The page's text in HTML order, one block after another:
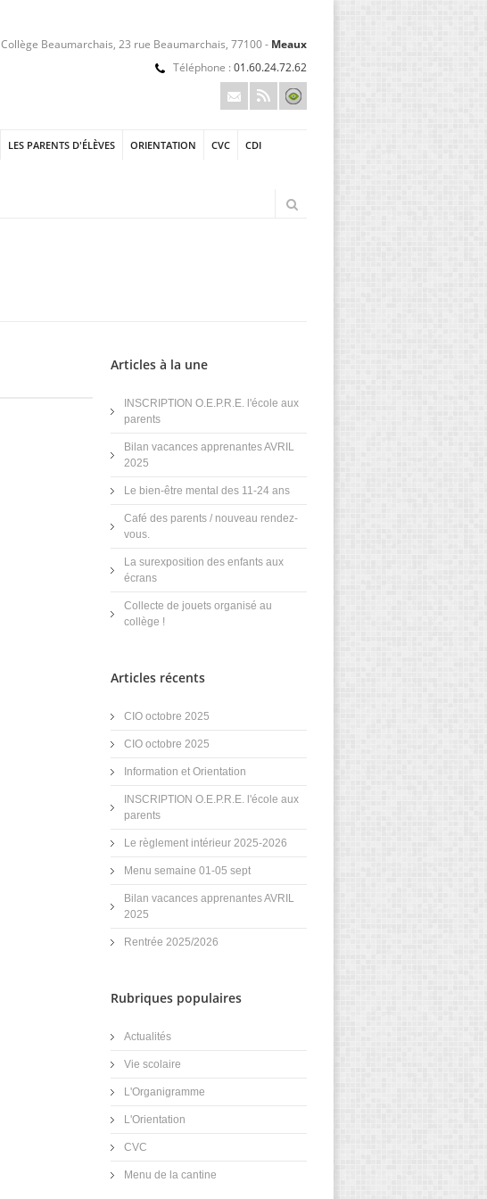
Collège Beaumarchais, 23 rue Beaumarchais, 77100 - Meaux
Téléphone : 01.60.24.72.62
LES PARENTS D'ÉLÈVES ORIENTATION CVC CDI
Articles à la une
INSCRIPTION O.E.P.R.E. l'école aux
parents
Bilan vacances apprenantes AVRIL
2025
Le bien-être mental des 11-24 ans
Café des parents / nouveau rendez-
vous.
La surexposition des enfants aux
écrans
Collecte de jouets organisé au
collège !
Articles récents
CIO octobre 2025
CIO octobre 2025
Information et Orientation
INSCRIPTION O.E.P.R.E. l'école aux
parents
Le règlement intérieur 2025-2026
Menu semaine 01-05 sept
Bilan vacances apprenantes AVRIL
2025
Rentrée 2025/2026
Rubriques populaires
Actualités
Vie scolaire
L'Organigramme
L'Orientation
CVC
Menu de la cantine